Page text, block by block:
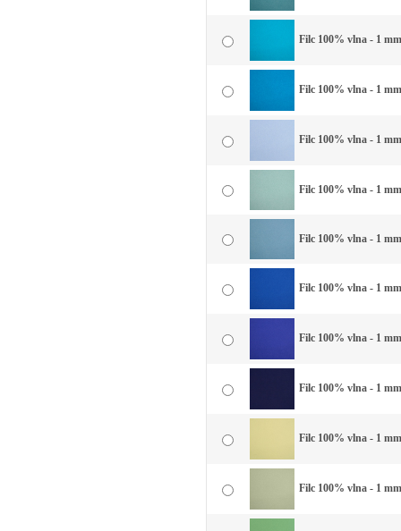
Filc 100% vlna - 1
Filc 100% vlna - 1
Filc 100% vlna - 1
Filc 100% vlna - 1
Filc 100% vlna - 1
Filc 100% vlna - 1
Filc 100% vlna - 1
Filc 100% vlna - 1
Filc 100% vlna - 1
Filc 100% vlna - 1